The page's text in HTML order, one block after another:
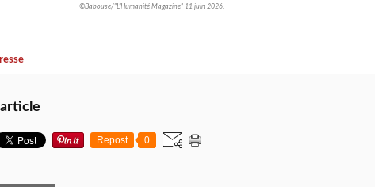
©Babouse/"L'Humanité Magazine" 11 juin 2026.
Repost 0